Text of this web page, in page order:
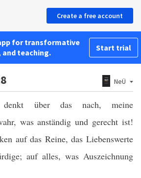
Create a free account
for transformative
and teaching.
Start trial
NeÜ
denkt über das nach, meine
was anständig und gerecht ist!
auf das Reine, das Liebenswerte
auf alles, was Auszeichnung